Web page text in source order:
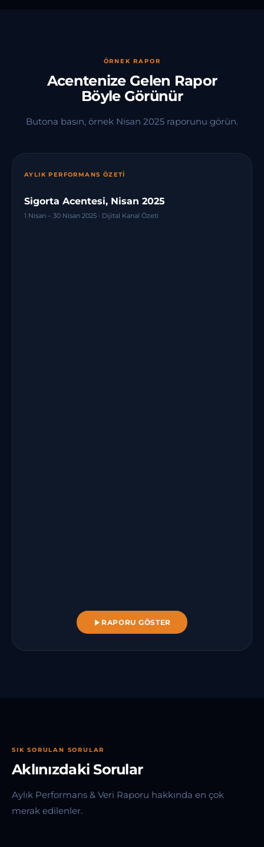
ÖRNEK RAPOR
Acentenize Gelen Rapor
Böyle Görünür
Butona basın, örnek Nisan 2025 raporunu görün.
AYLIK PERFORMANS ÖZETI
Sigorta Acentesi, Nisan 2025
1 Nisan – 30 Nisan 2025 · Dijital Kanal Özeti
RAPORU GÖSTER
SIK SORULAN SORULAR
Aklınızdaki Sorular
Aylık Performans & Veri Raporu hakkında en çok
merak edilenler.